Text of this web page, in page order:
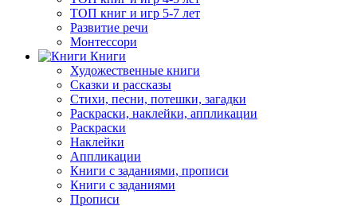
ТОП книг и игр 5-7 лет
Развитие речи
Монтессори
Книги
Художественные книги
Сказки и рассказы
Стихи, песни, потешки, загадки
Раскраски, наклейки, аппликации
Раскраски
Наклейки
Аппликации
Книги с заданиями, прописи
Книги с заданиями
Прописи